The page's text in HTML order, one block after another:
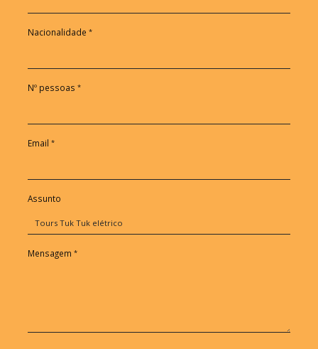
Nacionalidade
Nº pessoas
Email
Assunto
Mensagem